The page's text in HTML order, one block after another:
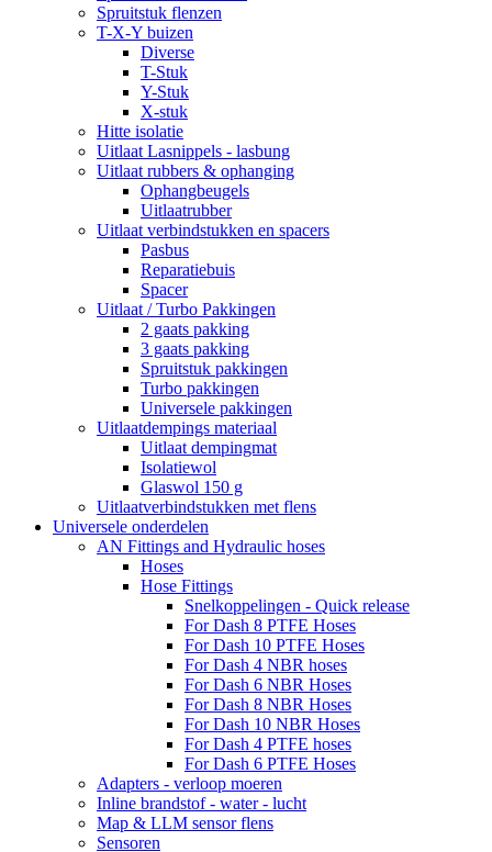
Spruitstuk flenzen
T-X-Y buizen
Diverse
T-Stuk
Y-Stuk
X-stuk
Hitte isolatie
Uitlaat Lasnippels - lasbung
Uitlaat rubbers & ophanging
Ophangbeugels
Uitlaatrubber
Uitlaat verbindstukken en spacers
Pasbus
Reparatiebuis
Spacer
Uitlaat / Turbo Pakkingen
2 gaats pakking
3 gaats pakking
Spruitstuk pakkingen
Turbo pakkingen
Universele pakkingen
Uitlaatdempings materiaal
Uitlaat dempingmat
Isolatiewol
Glaswol 150 g
Uitlaatverbindstukken met flens
Universele onderdelen
AN Fittings and Hydraulic hoses
Hoses
Hose Fittings
Snelkoppelingen - Quick release
For Dash 8 PTFE Hoses
For Dash 10 PTFE Hoses
For Dash 4 NBR hoses
For Dash 6 NBR Hoses
For Dash 8 NBR Hoses
For Dash 10 NBR Hoses
For Dash 4 PTFE hoses
For Dash 6 PTFE Hoses
Adapters - verloop moeren
Inline brandstof - water - lucht
Map & LLM sensor flens
Sensoren